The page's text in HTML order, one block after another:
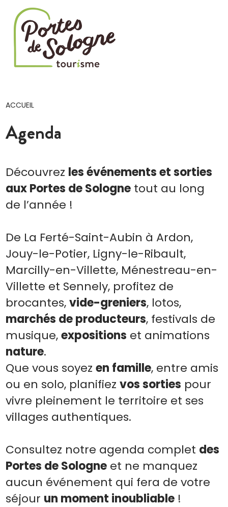
ACCUEIL
Agenda
Découvrez les événements et sorties
aux Portes de Sologne tout au long
de l’année !
De La Ferté-Saint-Aubin à Ardon,
Jouy-le-Potier, Ligny-le-Ribault,
Marcilly-en-Villette, Ménestreau-en-
Villette et Sennely, profitez de
brocantes,vide-greniers, lotos,
marchés de producteurs, festivals de
musique,expositions et animations
nature.
Que vous soyezen famille, entre amis
ou en solo, planifiezvos sorties pour
vivre pleinement le territoire et ses
villages authentiques.
Consultez notre agenda complet des
Portes de Sologne et ne manquez
aucun événement qui fera de votre
séjour un moment inoubliable !